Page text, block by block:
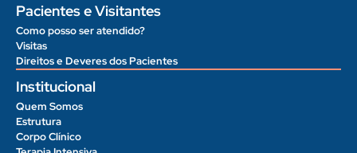
Pacientes e Visitantes
Como posso ser atendido?
Visitas
Direitos e Deveres dos Pacientes
Institucional
Quem Somos
Estrutura
Corpo Clínico